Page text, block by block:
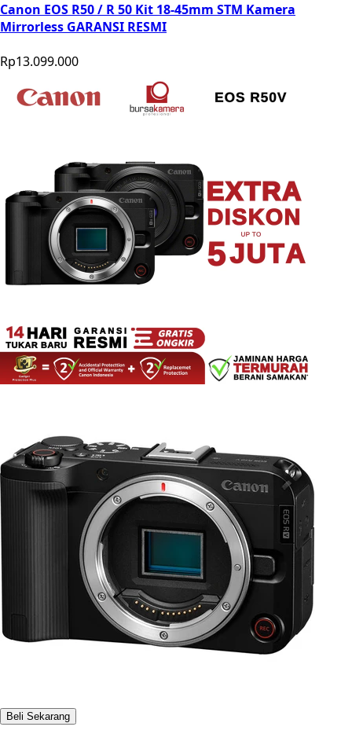
Canon EOS R50 / R 50 Kit 18-45mm STM Kamera
Mirrorless GARANSI RESMI
Rp13.099.000
Beli Sekarang